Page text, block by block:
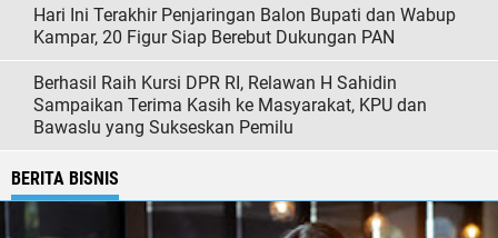
Hari Ini Terakhir Penjaringan Balon Bupati dan Wabup
Kampar, 20 Figur Siap Berebut Dukungan PAN
Berhasil Raih Kursi DPR RI, Relawan H Sahidin
Sampaikan Terima Kasih ke Masyarakat, KPU dan
Bawaslu yang Sukseskan Pemilu
BERITA BISNIS